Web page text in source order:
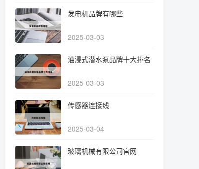
发电机品牌有哪些
2025-03-03
油浸式潜水泵品牌十大排名
2025-03-03
传感器连接线
2025-03-04
玻璃机械有限公司官网